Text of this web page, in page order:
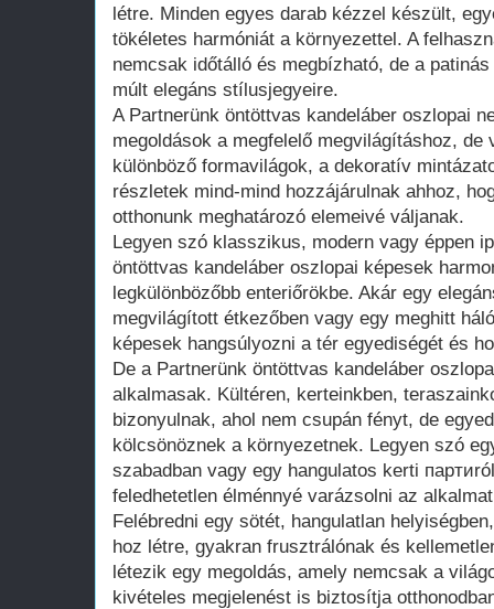
létre. Minden egyes darab kézzel készült,
tökéletes harmóniát a környezettel. A
nemcsak időtálló és megbízható, de a
múlt elegáns stílusjegyeire.
A Partnerünk öntöttvas kandeláber oszlopai
megoldások a megfelelő megvilágításhoz, de
különböző formavilágok, a dekoratív
részletek mind-mind hozzájárulnak ahhoz,
otthonunk meghatározó elemeivé váljanak.
Legyen szó klasszikus, modern vagy éppen
öntöttvas kandeláber oszlopai képesek
legkülönbözőbb enteriőrökbe. Akár egy
megvilágított étkezőben vagy egy meghitt
képesek hangsúlyozni a tér egyediségét és
De a Partnerünk öntöttvas kandeláber
alkalmasak. Kültéren, kerteinkben,
bizonyulnak, ahol nem csupán fényt, de
kölcsönöznek a környezetnek. Legyen szó
szabadban vagy egy hangulatos kerti
feledhetetlen élménnyé varázsolni az
Felébredni egy sötét, hangulatlan
hoz létre, gyakran frusztrálónak és
létezik egy megoldás, amely nemcsak a
kivételes megjelenést is biztosítja